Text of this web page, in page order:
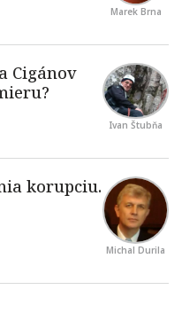
Marek Brna
Ivan Štubňa
Michal Durila